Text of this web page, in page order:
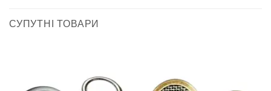
СУПУТНІ ТОВАРИ